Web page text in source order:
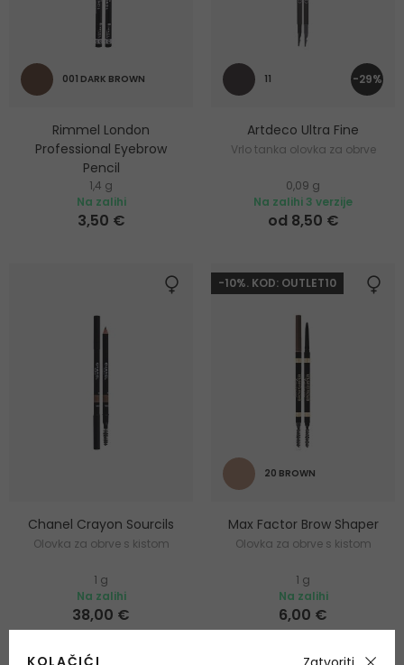
001 DARK BROWN
Rimmel London
Professional Eyebrow
Pencil
Olovka za obrve s kistom
1,4 g
Na zalihi
3,50 €
-29%
11
Artdeco Ultra Fine
Vrlo tanka olovka za obrve
0,09 g
Na zalihi 3 verzije
od 8,50 €
Chanel Crayon Sourcils
Olovka za obrve s kistom
1 g
Na zalihi
38,00 €
-10%. KOD: OUTLET10
20 BROWN
Max Factor Brow Shaper
Olovka za obrve s kistom
1 g
Na zalihi
6,00 €
KOLAČIĆI